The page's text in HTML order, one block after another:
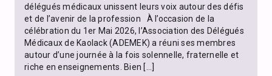
délégués médicaux unissent leurs voix autour des défis
et de l’avenir de la profession À l’occasion de la
célébration du 1er Mai 2026, l’Association des Délégués
Médicaux de Kaolack (ADEMEK) a réuni ses membres
autour d’une journée à la fois solennelle, fraternelle et
riche en enseignements. Bien […]